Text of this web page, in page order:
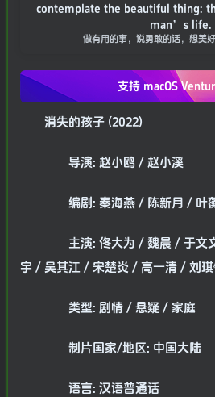
contemplate the beautiful thing:
man’s life.
做有用的事，说勇敢的话，想美
支持 macOS
消失的孩子 (2022)
导演: 赵小鸥 / 赵小溪
编剧: 秦海燕 / 陈新月 / 叶
主演: 佟大为 / 魏晨 / 于文
宇 / 吴其江 / 宋楚炎 / 高一清 / 刘
类型: 剧情 / 悬疑 / 家庭
制片国家/地区: 中国大陆
语言: 汉语普通话